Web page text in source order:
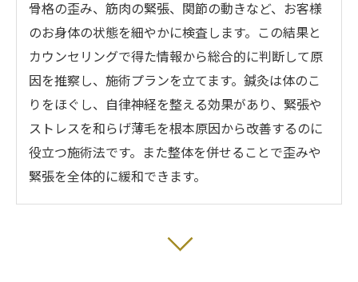
骨格の歪み、筋肉の緊張、関節の動きなど、お客様
のお身体の状態を細やかに検査します。この結果と
カウンセリングで得た情報から総合的に判断して原
因を推察し、施術プランを立てます。鍼灸は体のこ
りをほぐし、自律神経を整える効果があり、緊張や
ストレスを和らげ薄毛を根本原因から改善するのに
役立つ施術法です。また整体を併せることで歪みや
緊張を全体的に緩和できます。